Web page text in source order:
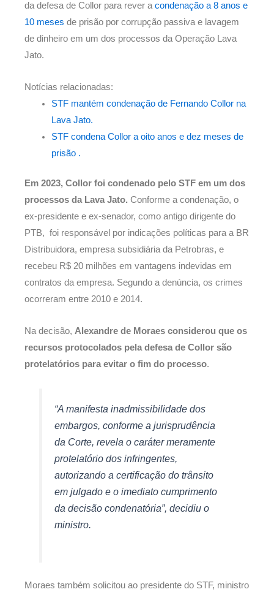
da defesa de Collor para rever a condenação a 8 anos e
10 meses de prisão por corrupção passiva e lavagem
de dinheiro em um dos processos da Operação Lava
Jato.
Notícias relacionadas:
STF mantém condenação de Fernando Collor na
Lava Jato.
STF condena Collor a oito anos e dez meses de
prisão .
Em 2023, Collor foi condenado pelo STF em um dos
processos da Lava Jato. Conforme a condenação, o
ex-presidente e ex-senador, como antigo dirigente do
PTB, foi responsável por indicações políticas para a BR
Distribuidora, empresa subsidiária da Petrobras, e
recebeu R$ 20 milhões em vantagens indevidas em
contratos da empresa. Segundo a denúncia, os crimes
ocorreram entre 2010 e 2014.
Na decisão, Alexandre de Moraes considerou que os
recursos protocolados pela defesa de Collor são
protelatórios para evitar o fim do processo.
“A manifesta inadmissibilidade dos
embargos, conforme a jurisprudência
da Corte, revela o caráter meramente
protelatório dos infringentes,
autorizando a certificação do trânsito
em julgado e o imediato cumprimento
da decisão condenatória”, decidiu o
ministro.
Moraes também solicitou ao presidente do STF, ministro